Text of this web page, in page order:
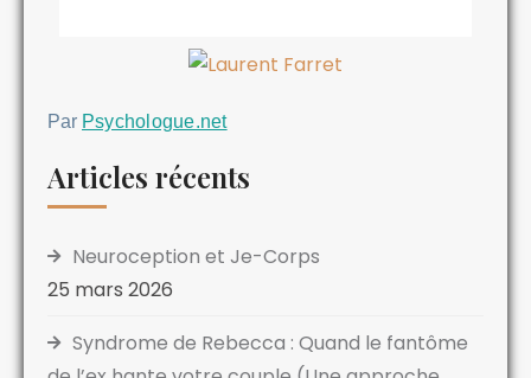
Par Psychologue.net
Articles récents
Neuroception et Je-Corps
25 mars 2026
Syndrome de Rebecca : Quand le fantôme